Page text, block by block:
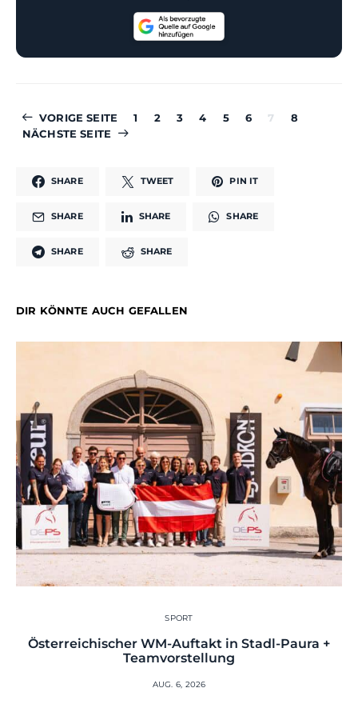
VORIGE SEITE 1 2 3 4 5 6 7
8
NÄCHSTE SEITE
SHARE TWEET PIN IT
SHARE SHARE SHARE
SHARE SHARE
DIR KÖNNTE AUCH GEFALLEN
SPORT
Österreichischer WM-Auftakt in Stadl-Paura +
Teamvorstellung
AUG. 6, 2026